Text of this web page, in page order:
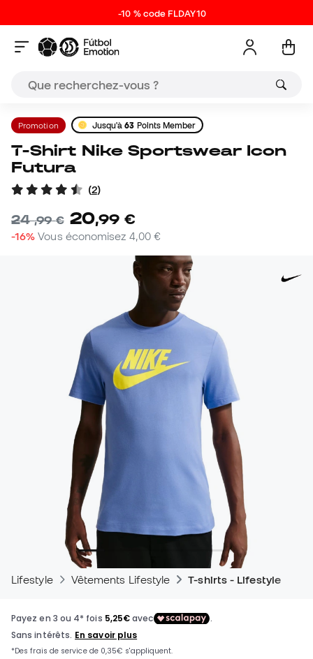
-10 % code FLDAY10
Promotion Jusqu'à63 Points Member
T-Shirt Nike Sportswear Icon
Futura
(2)
24,99 € 20,99 €
-16% Vous économisez 4,00 €
Lifestyle Vêtements Lifestyle T-shirts - Lifestyle